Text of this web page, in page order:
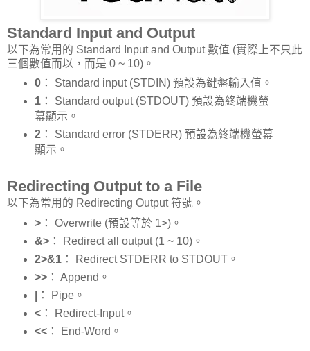
Standard Input and Output
以下為常用的 Standard Input and Output 數值 (實際上不只此
三個數值而以，而是 0 ~ 10)。
0： Standard input (STDIN) 預設為鍵盤輸入值。
1： Standard output (STDOUT) 預設為終端機螢
幕顯示。
2： Standard error (STDERR) 預設為終端機螢幕
顯示。
Redirecting Output to a File
以下為常用的 Redirecting Output 符號。
>： Overwrite (預設等於 1>)。
&>： Redirect all output (1 ~ 10)。
2>&1： Redirect STDERR to STDOUT。
>>： Append。
： Pipe。
<： Redirect-Input。
<<： End-Word。